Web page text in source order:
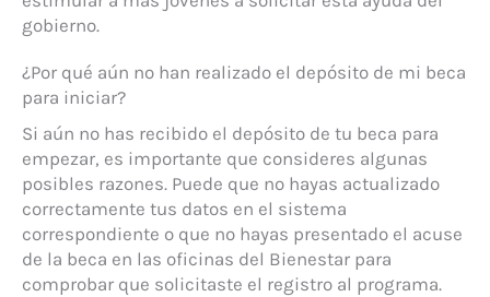
gobierno.
¿Por qué aún no han realizado el depósito de mi beca
para iniciar?
Si aún no has recibido el depósito de tu beca para
empezar, es importante que consideres algunas
posibles razones. Puede que no hayas actualizado
correctamente tus datos en el sistema
correspondiente o que no hayas presentado el acuse
de la beca en las oficinas del Bienestar para
comprobar que solicitaste el registro al programa.